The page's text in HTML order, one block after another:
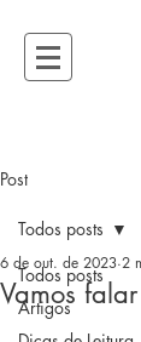
Post
Todos posts
Artigos
Todos posts
Vamos
6 de out. de 2023 2